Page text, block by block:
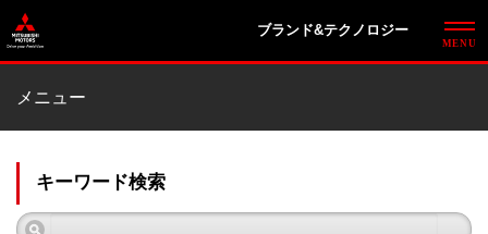
ブランド&テクノロジー
メニュー
キーワード検索